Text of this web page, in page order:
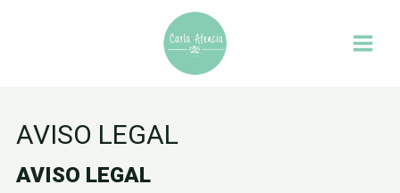
MENU
AVISO LEGAL
AVISO LEGAL